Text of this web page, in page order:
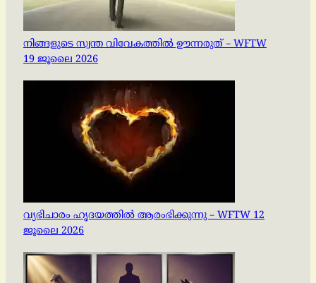
നിങ്ങളുടെ സ്വന്ത വിവേകത്തിൽ ഊന്നരുത് – WFTW
19 ജൂലൈ 2026
വ്യഭിചാരം ഹൃദയത്തിൽ ആരംഭിക്കുന്നു – WFTW 12
ജൂലൈ 2026